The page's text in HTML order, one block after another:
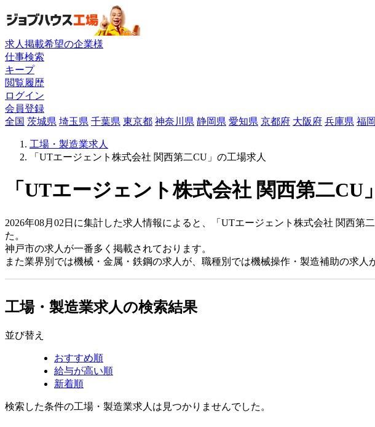
求人掲載希望の企業様
仕事検索
キープ
閲覧履歴
ログイン
会員登録
全国 茨城県 埼玉県 千葉県 東京都 神奈川県 静岡県 愛知県 京都府 大阪府 兵庫県 福
工場・製造業求人
「UTエージェント株式会社 関西第二CU」の工場求人
「UTエージェント株式会社 関西第二
2026年08月02日に集計した求人情報によると、「UTエージェント株式会社 関西第
た。
神戸市の求人が一番多く掲載されております。
また業界別では機械・金属・鉄鋼の求人が、職種別では機械操作・製造補助の求人
工場・製造業求人の検索結果
並び替え
おすすめ順
給与が高い順
新着順
検索した条件の工場・製造業求人は見つかりませんでした。